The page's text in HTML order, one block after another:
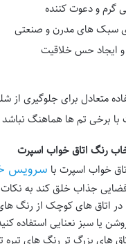
گرم و دعوت کننده
سبک های مدرن و صنعتی
ایجاد حس خلاقیت
متعادل برای جلوگیری از
برخی تم ها هماهنگ نباشد
رنگ اتاق خواب اسپرت
خواب اسپرت با سرویس
جذاب خلق کند به نکات
در اتاق های کوچک از رنگ
یا سبز نعنایی استفاده
های بزرگ تر رنگ های تیره تر